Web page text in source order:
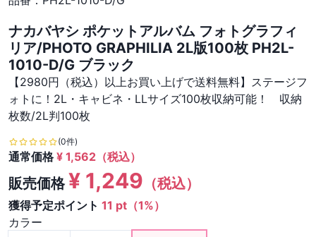
ナカバヤシ ポケットアルバム フォトグラフィ
リア/PHOTO GRAPHILIA 2L版100枚 PH2L-
1010-D/G ブラック
【2980円（税込）以上お買い上げで送料無料】ステージフ
ォトに！2L・キャビネ・LLサイズ100枚収納可能！ 収納
枚数/2L判100枚
(0件)
通常価格¥ 1,562 （税込）
販売価格¥ 1,249 （税込）
獲得予定ポイント 11 pt（1%）
カラー